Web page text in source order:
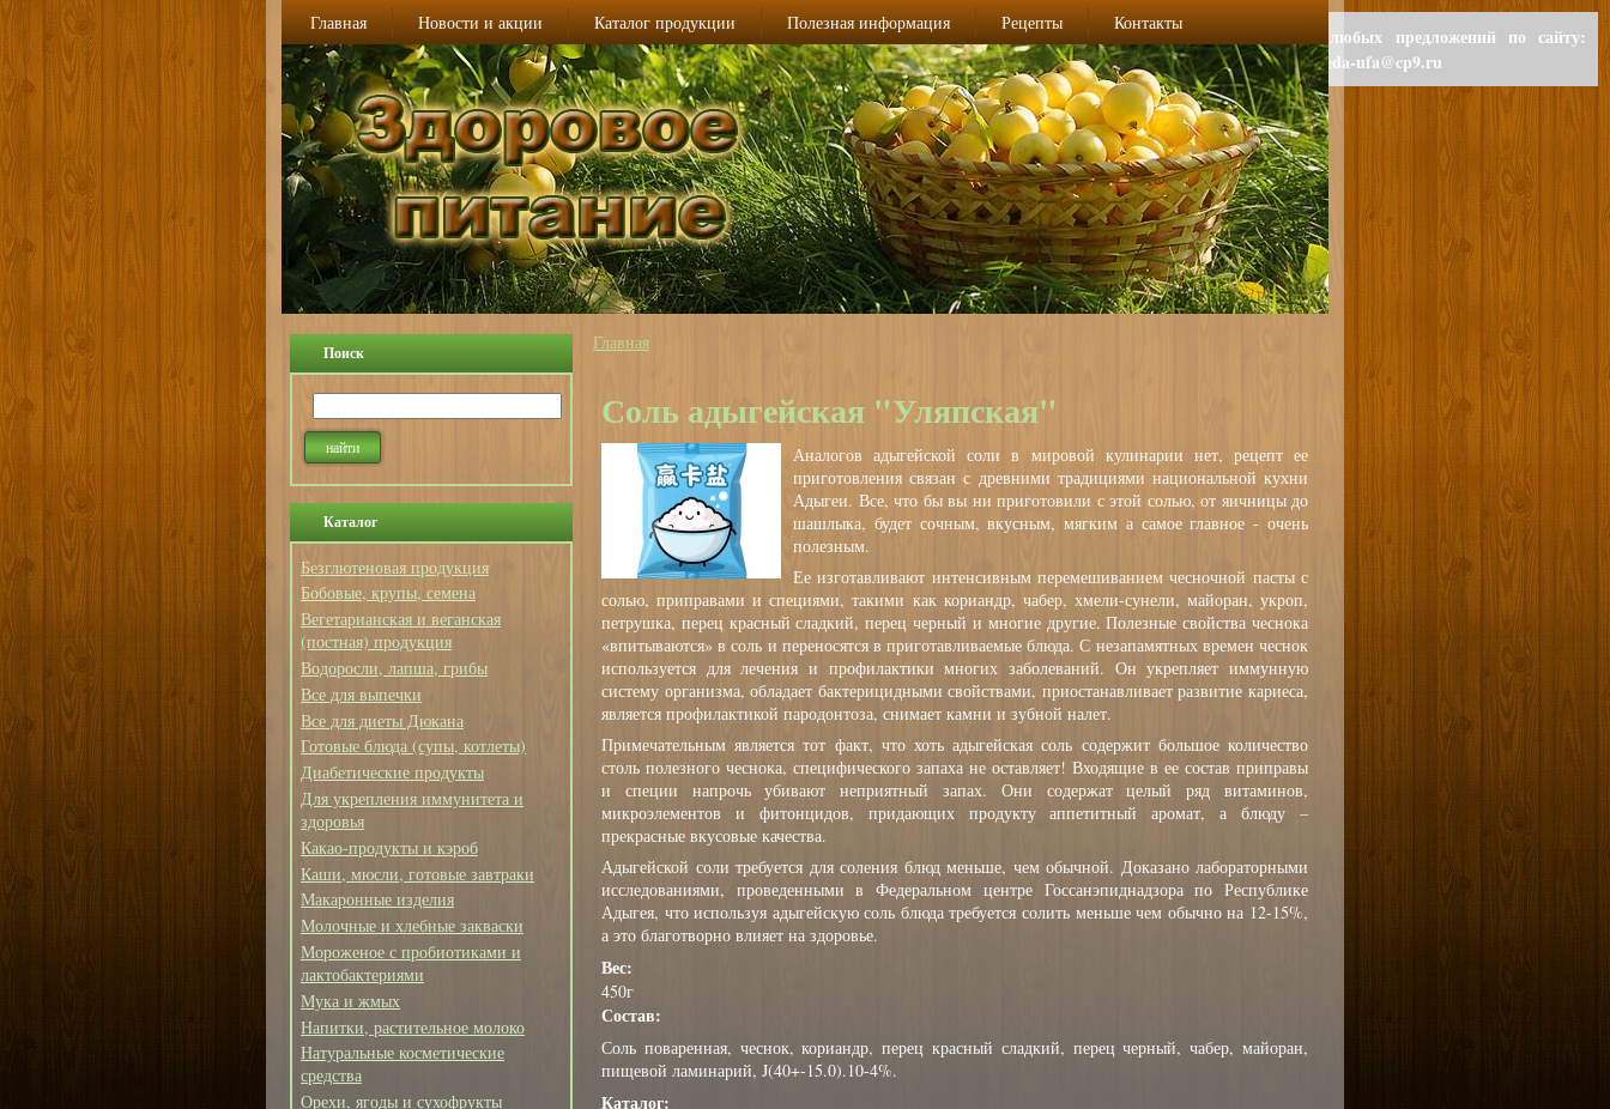
Главная Новости и акции Каталог продукции Полезная информация Рецепты Контакты
Поиск
Каталог
Безглютеновая продукция
Бобовые, крупы, семена
Вегетарианская и веганская
(постная) продукция
Водоросли, лапша, грибы
Все для выпечки
Все для диеты Дюкана
Готовые блюда (супы, котлеты)
Диабетические продукты
Для укрепления иммунитета и
здоровья
Какао-продукты и кэроб
Каши, мюсли, готовые завтраки
Макаронные изделия
Молочные и хлебные закваски
Мороженое с пробиотиками и
лактобактериями
Мука и жмых
Напитки, растительное молоко
Натуральные косметические
средства
Орехи, ягоды и сухофрукты
Вы здесь
Главная
Соль адыгейская "Уляпская"
Аналогов адыгейской соли в мировой кулинарии нет, рецепт ее
приготовления связан с древними традициями национальной кухни
Адыгеи. Все, что бы вы ни приготовили с этой солью, от яичницы до
шашлыка, будет сочным, вкусным, мягким а самое главное - очень
полезным.
Ее изготавливают интенсивным перемешиванием чесночной пасты с
солью, приправами и специями, такими как кориандр, чабер, хмели-сунели, майоран, укроп,
петрушка, перец красный сладкий, перец черный и многие другие. Полезные свойства чеснока
«впитываются» в соль и переносятся в приготавливаемые блюда. С незапамятных времен чеснок
используется для лечения и профилактики многих заболеваний. Он укрепляет иммунную
систему организма, обладает бактерицидными свойствами, приостанавливает развитие кариеса,
является профилактикой пародонтоза, снимает камни и зубной налет.
Примечательным является тот факт, что хоть адыгейская соль содержит большое количество
столь полезного чеснока, специфического запаха не оставляет! Входящие в ее состав приправы
и специи напрочь убивают неприятный запах. Они содержат целый ряд витаминов,
микроэлементов и фитонцидов, придающих продукту аппетитный аромат, а блюду –
прекрасные вкусовые качества.
Адыгейской соли требуется для соления блюд меньше, чем обычной. Доказано лабораторными
исследованиями, проведенными в Федеральном центре Госсанэпиднадзора по Республике
Адыгея, что используя адыгейскую соль блюда требуется солить меньше чем обычно на 12-15%,
а это благотворно влияет на здоровье.
Вес:
450г
Состав:
Соль поваренная, чеснок, кориандр, перец красный сладкий, перец черный, чабер, майоран,
пищевой ламинарий, J(40+-15.0).10-4%.
Каталог:
Для любых предложений по сайту:
polzaeda-ufa@cp9.ru